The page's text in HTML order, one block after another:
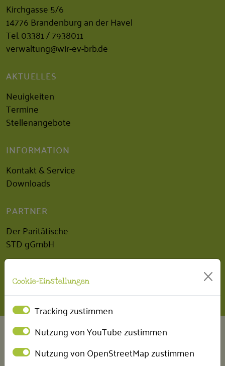
Kirchgasse 5/6
14776 Brandenburg an der Havel
Tel.03381 / 7938011
verwaltung@wir-ev-brb.de
AKTUELLES
Neuigkeiten
Termine
Stellenangebote
INFORMATION
Kontakt & Service
Downloads
PARTNER
Der Paritätische
STD gGmbH
BEM Betriebliches Eingliederungsmanagement
FÖRDERUNGEN
Fort- und Weiterbildungen
Cookie-Einstellungen
Tracking zustimmen
Nutzung von YouTube zustimmen
Nutzung von OpenStreetMap zustimmen